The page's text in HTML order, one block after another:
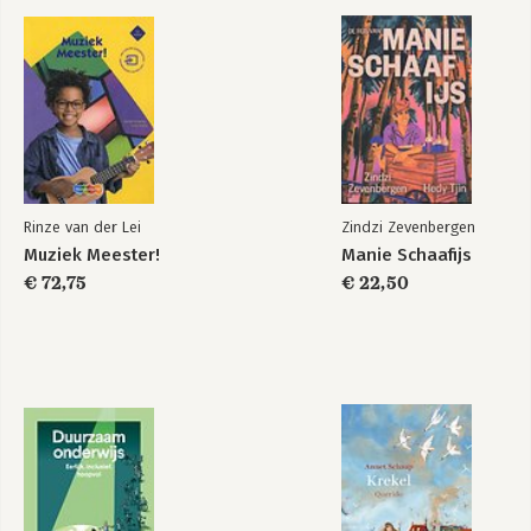
Rinze van der Lei
Muziek Meester!
€ 72,75
Zindzi Zevenbergen
Manie Schaafijs
€ 22,50